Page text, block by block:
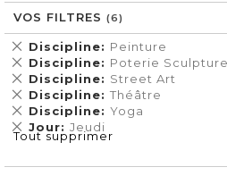
VOS FILTRES
Discipline Peinture
Supprimer
cet
Élément
Discipline Poterie Sculpture
Supprimer
cet
Élément
Discipline Street Art
Supprimer
cet
Élément
Discipline Théâtre
Supprimer
cet
Élément
Discipline Yoga
Supprimer
cet
Élément
Jour Jeudi
Supprimer
cet
Tout supprimer